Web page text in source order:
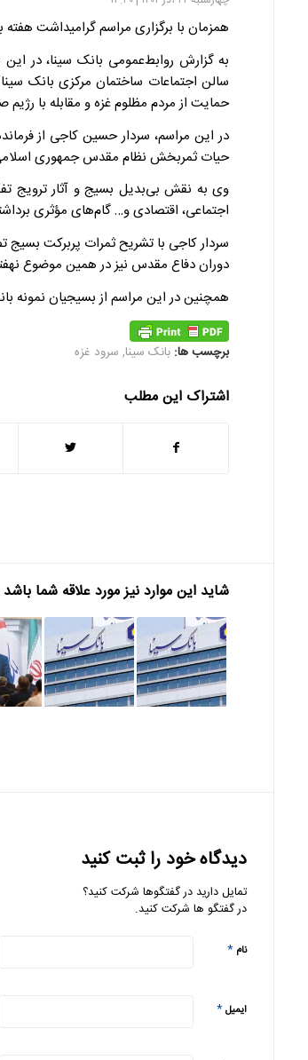
همزمان با برگزاری مراسم گرامیداشت
به گزارش روابط‌عمومی بانک سینا، در
سالن اجتماعات ساختمان مرکزی بانک
حمایت از مردم مظلوم غزه و مقابله با
در این مراسم، سردار حسین کاجی از
حیات ثمربخش نظام مقدس جمهوری
وی به نقش بی‌بدیل بسیج و آثار ترویج
اجتماعی، اقتصادی و… گام‌های مؤثری
سردار کاجی با تشریح ثمرات پربرکت
دوران دفاع مقدس نیز در همین موضوع
همچنین در این مراسم از بسیجیان نمونه
برچسب ها: بانک سینا, سرود غزه
اشتراک این مطلب
شاید این موارد نیز مورد علاقه شما باشد
دیدگاه خود را ثبت کنید
تمایل دارید در گفتگوها شرکت کنید؟
در گفتگو ها شرکت کنید.
نام *
ایمیل*